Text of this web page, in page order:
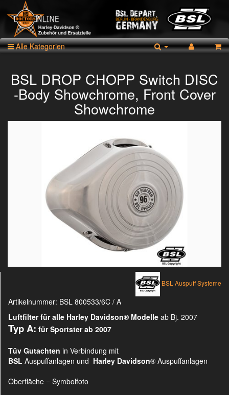
Alle Kategorien
BSL DROP CHOPP Switch DISC
-Body Showchrome, Front Cover
Showchrome
BSL Auspuff Systeme
Artikelnummer: BSL 800533/6C / A
Luftfilter für alle Harley Davidson® Modelle ab Bj. 2007
Typ A: für Sportster ab 2007
Tüv Gutachten in Verbindung mit
BSL Auspuffanlagen und Harley Davidson® Auspuffanlagen
Oberfläche = Symbolfoto